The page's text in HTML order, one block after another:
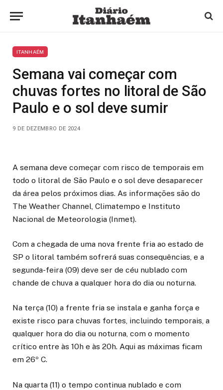
ITANHAÉM
Semana vai começar com
chuvas fortes no litoral de São
Paulo e o sol deve sumir
9 DE DEZEMBRO DE 2024
A semana deve começar com risco de temporais em
todo o litoral de São Paulo e o sol deve desaparecer
da área pelos próximos dias. As informações são do
The Weather Channel, Climatempo e Instituto
Nacional de Meteorologia (Inmet).
Com a chegada de uma nova frente fria ao estado de
SP o litoral também sofrerá suas consequências, e a
segunda-feira (09) deve ser de céu nublado com
chande de chuva a qualquer hora do dia ou noturna.
Na terça (10) a frente fria se instala e ganha força e
existe risco para chuvas fortes, incluindo temporais, a
qualquer hora do dia ou noturna, com o momento
crítico entre às 10h e às 20h. Aqui as máximas ficam
em 26º C.
Na quarta (11) o tempo continua nublado e com